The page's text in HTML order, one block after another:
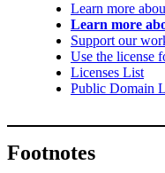
Learn more
Learn more
Support our
Use the license
Licenses List
Public Domain
Footnotes